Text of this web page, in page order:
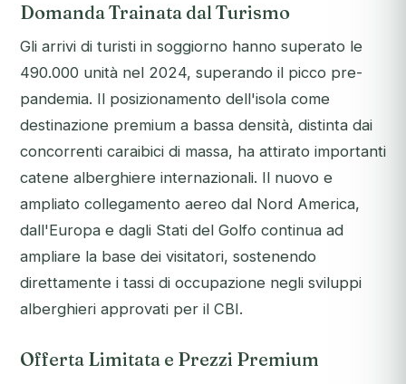
Domanda Trainata dal Turismo
Gli arrivi di turisti in soggiorno hanno superato le
490.000 unità nel 2024, superando il picco pre-
pandemia. Il posizionamento dell'isola come
destinazione premium a bassa densità, distinta dai
concorrenti caraibici di massa, ha attirato importanti
catene alberghiere internazionali. Il nuovo e
ampliato collegamento aereo dal Nord America,
dall'Europa e dagli Stati del Golfo continua ad
ampliare la base dei visitatori, sostenendo
direttamente i tassi di occupazione negli sviluppi
alberghieri approvati per il CBI.
Offerta Limitata e Prezzi Premium